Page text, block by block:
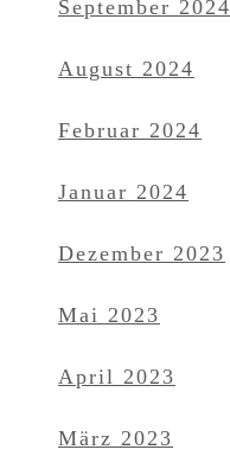
September 2024
August 2024
Februar 2024
Januar 2024
Dezember 2023
Mai 2023
April 2023
März 2023